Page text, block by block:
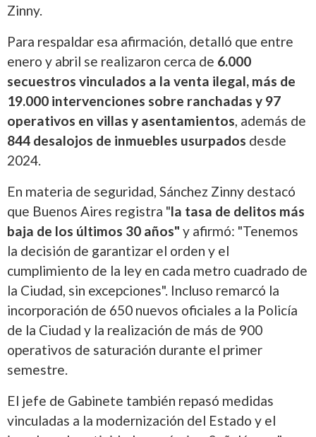
Zinny.
Para respaldar esa afirmación, detalló que entre
enero y abril se realizaron cerca de 6.000
secuestros vinculados a la venta ilegal, más de
19.000 intervenciones sobre ranchadas y 97
operativos en villas y asentamientos, además de
844 desalojos de inmuebles usurpados desde
2024.
En materia de seguridad, Sánchez Zinny destacó
que Buenos Aires registra "la tasa de delitos más
baja de los últimos 30 años" y afirmó: "Tenemos
la decisión de garantizar el orden y el
cumplimiento de la ley en cada metro cuadrado de
la Ciudad, sin excepciones". Incluso remarcó la
incorporación de 650 nuevos oficiales a la Policía
de la Ciudad y la realización de más de 900
operativos de saturación durante el primer
semestre.
El jefe de Gabinete también repasó medidas
vinculadas a la modernización del Estado y el